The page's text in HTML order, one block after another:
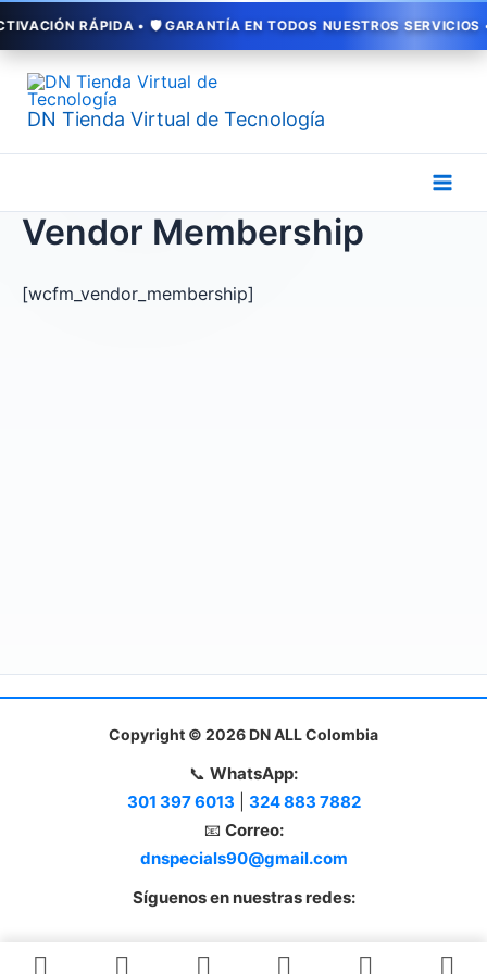
RÁPIDA • 🛡️ GARANTÍA EN TODOS NUESTROS
contenido
DN Tienda Virtual de Tecnología
Vendor Membership
[wcfm_vendor_membership]
Copyright © 2026 DN ALL Colombia
📞 WhatsApp:
301 397 6013
324 883 7882
📧 Correo:
dnspecials90@gmail.com
Síguenos en nuestras redes: